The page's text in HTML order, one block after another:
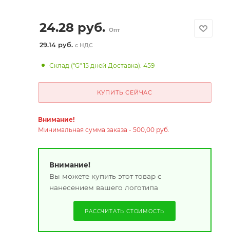
24.28 руб. Опт
29.14 руб. с НДС
Склад ("G" 15 дней Доставка): 459
КУПИТЬ СЕЙЧАС
Внимание!
Минимальная сумма заказа - 500,00 руб.
Внимание!
Вы можете купить этот товар с
нанесением вашего логотипа
РАССЧИТАТЬ СТОИМОСТЬ